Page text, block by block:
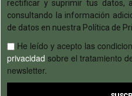
rectificar y suprimir tus datos,
consultando la información
de datos en nuestra Política de
He leído y acepto las
privacidad sobre el tratamiento
newsletter.